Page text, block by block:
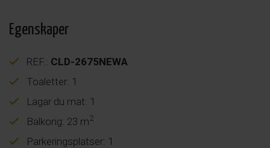
Egenskaper
REF.: CLD-2675NEWA
Toaletter: 1
Lagar du mat: 1
Balkong: 23 m2
Parkeringsplatser: 1